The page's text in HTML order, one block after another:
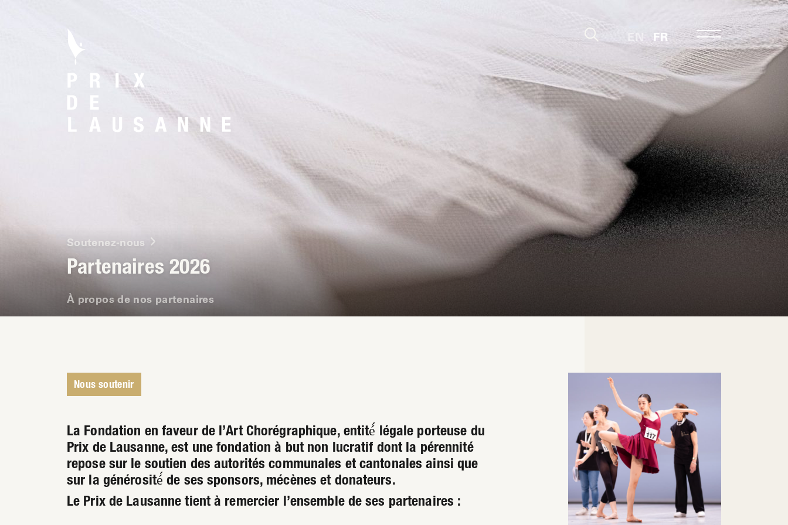
EN FR
Soutenez-nous
Partenaires 2026
À propos de nos partenaires
Nous soutenir
La Fondation en faveur de l’Art Chorégraphique, entité́ légale porteuse du
Prix de Lausanne, est une fondation à but non lucratif dont la pérennité
repose sur le soutien des autorités communales et cantonales ainsi que
sur la générosité́ de ses sponsors, mécènes et donateurs.
Le Prix de Lausanne tient à remercier l’ensemble de ses partenaires :